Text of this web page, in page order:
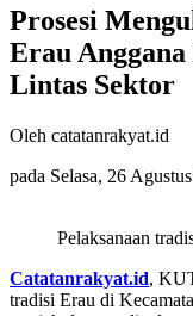
Prosesi
Erau
Lintas Sektor
Oleh catatanrakyat.id
pada Selasa, 26
Pelaksanaan
Catatanrakyat.id,
tradisi Erau di